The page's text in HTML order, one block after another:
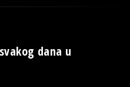
dana u